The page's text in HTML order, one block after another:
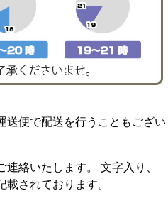
送便で配送を行うこともござい
絡いたします。 文字入り、
されております。